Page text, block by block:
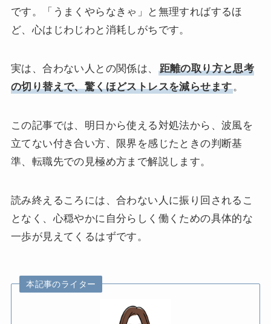
です。「うまくやらなきゃ」と無理すればするほ
ど、心はじわじわと消耗しがちです。
実は、合わない人との関係は、
距離の取り方と思考
の切り替えで、驚くほどストレスを減らせます。
この記事では、明日から使える対処法から、波風を
立てない付き合い方、限界を感じたときの判断基
準、転職先での見極め方まで解説します。
読み終えるころには、合わない人に振り回されるこ
となく、心穏やかに自分らしく働くための具体的な
一歩が見えてくるはずです。
本記事のライター